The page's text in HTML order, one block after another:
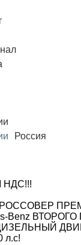
Россия
Benz